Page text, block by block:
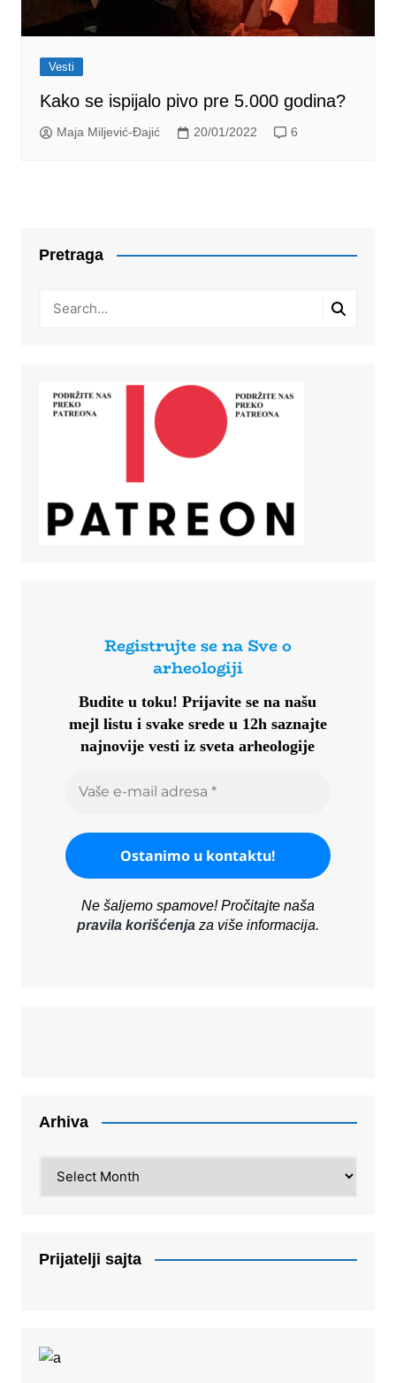
Vesti
Kako se ispijalo pivo pre 5.000 godina?
Maja Miljević-Đajić 20/01/2022 6
Pretraga
Registrujte se na Sve o
arheologiji
Budite u toku!Prijavite se na našu
mejl listu i svake srede u 12h saznajte
najnovije vesti iz sveta arheologije
Ne šaljemo spamove! Pročitajte naša
pravila korišćenjaza više informacija.
Arhiva
Prijatelji sajta